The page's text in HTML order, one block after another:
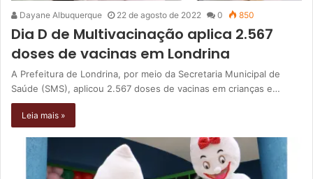
Dayane Albuquerque 22 de agosto de 2022 0 850
Dia D de Multivacinação aplica 2.567
doses de vacinas em Londrina
A Prefeitura de Londrina, por meio da Secretaria Municipal de
Saúde (SMS), aplicou 2.567 doses de vacinas em crianças e…
Leia mais »